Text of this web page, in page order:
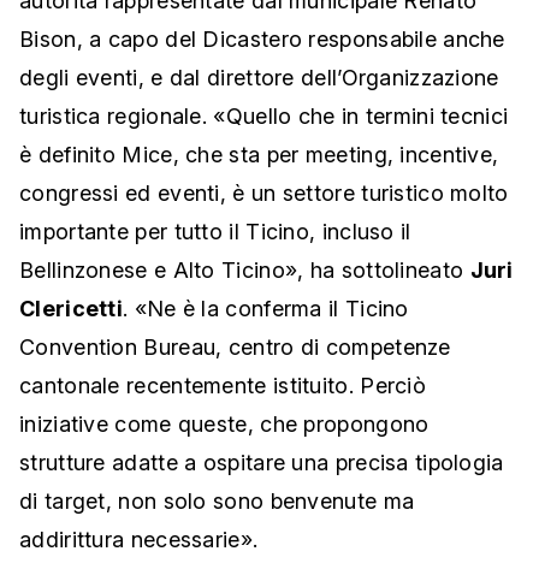
Bison, a capo del Dicastero responsabile anche
degli eventi, e dal direttore dell’Organizzazione
turistica regionale. «Quello che in termini tecnici
è definito Mice, che sta per meeting, incentive,
congressi ed eventi, è un settore turistico molto
importante per tutto il Ticino, incluso il
Bellinzonese e Alto Ticino», ha sottolineato Juri
Clericetti. «Ne è la conferma il Ticino
Convention Bureau, centro di competenze
cantonale recentemente istituito. Perciò
iniziative come queste, che propongono
strutture adatte a ospitare una precisa tipologia
di target, non solo sono benvenute ma
addirittura necessarie».